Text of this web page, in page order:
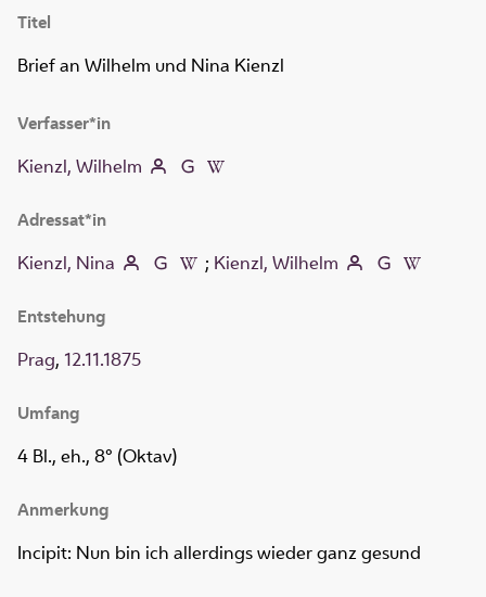
Titel
Brief an Wilhelm und Nina Kienzl
Verfasser*in
Kienzl, Wilhelm
Adressat*in
Kienzl, Nina ; Kienzl, Wilhelm
Entstehung
Prag, 12.11.1875
Umfang
4 Bl., eh., 8° (Oktav)
Anmerkung
Incipit: Nun bin ich allerdings wieder ganz gesund